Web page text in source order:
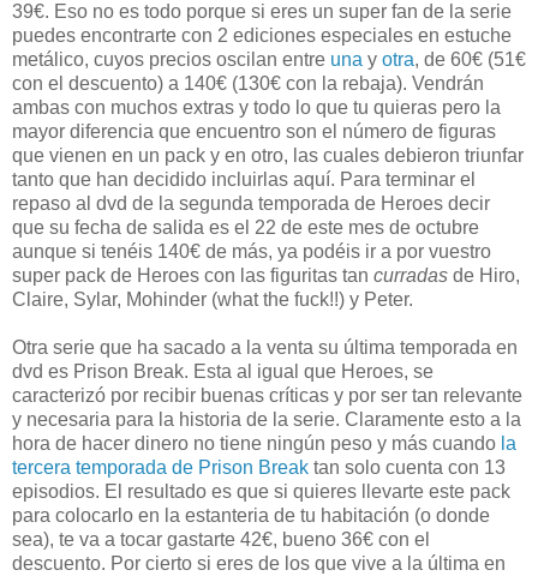
39€. Eso no es todo porque si eres un super fan de la serie
puedes encontrarte con 2 ediciones especiales en estuche
metálico, cuyos precios oscilan entre una y otra, de 60€ (51€
con el descuento) a 140€ (130€ con la rebaja). Vendrán
ambas con muchos extras y todo lo que tu quieras pero la
mayor diferencia que encuentro son el número de figuras
que vienen en un pack y en otro, las cuales debieron triunfar
tanto que han decidido incluirlas aquí. Para terminar el
repaso al dvd de la segunda temporada de Heroes decir
que su fecha de salida es el 22 de este mes de octubre
aunque si tenéis 140€ de más, ya podéis ir a por vuestro
super pack de Heroes con las figuritas tan curradas de Hiro,
Claire, Sylar, Mohinder (what the fuck!!) y Peter.
Otra serie que ha sacado a la venta su última temporada en
dvd es Prison Break. Esta al igual que Heroes, se
caracterizó por recibir buenas críticas y por ser tan relevante
y necesaria para la historia de la serie. Claramente esto a la
hora de hacer dinero no tiene ningún peso y más cuando la
tercera temporada de Prison Break tan solo cuenta con 13
episodios. El resultado es que si quieres llevarte este pack
para colocarlo en la estanteria de tu habitación (o donde
sea), te va a tocar gastarte 42€, bueno 36€ con el
descuento. Por cierto si eres de los que vive a la última en